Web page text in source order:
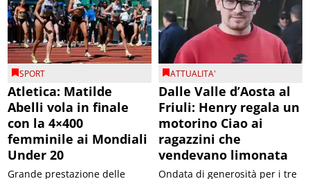
SPORT
Atletica: Matilde
Abelli vola in finale
con la 4×400
femminile ai Mondiali
Under 20
Grande prestazione delle
ATTUALITA'
Dalle Valle d’Aosta al
Friuli: Henry regala un
motorino Ciao ai
ragazzini che
vendevano limonata
Ondata di generosità per i tre